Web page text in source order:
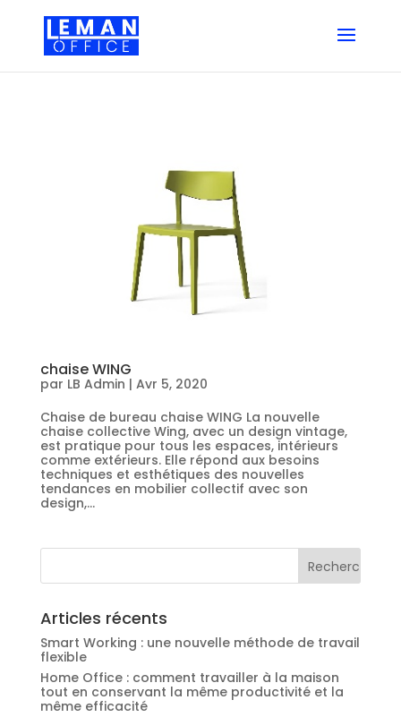
chaise WING
par LB Admin | Avr 5, 2020
Chaise de bureau chaise WING La nouvelle
chaise collective Wing, avec un design vintage,
est pratique pour tous les espaces, intérieurs
comme extérieurs. Elle répond aux besoins
techniques et esthétiques des nouvelles
tendances en mobilier collectif avec son
design,...
Articles récents
Smart Working : une nouvelle méthode de travail
flexible
Home Office : comment travailler à la maison
tout en conservant la même productivité et la
même efficacité